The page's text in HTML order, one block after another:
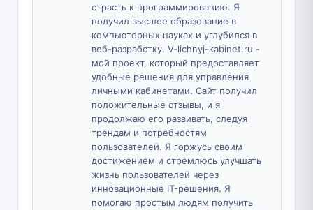
страсть к программированию. Я
получил высшее образование в
компьютерных науках и углубился в
веб-разработку. V-lichnyj-kabinet.ru -
мой проект, который предоставляет
удобные решения для управления
личными кабинетами. Сайт получил
положительные отзывы, и я
продолжаю его развивать, следуя
трендам и потребностям
пользователей. Я горжусь своим
достижением и стремлюсь улучшать
жизнь пользователей через
инновационные IT-решения. Я
помогаю простым людям получить